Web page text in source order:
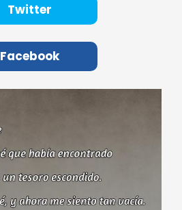
Twitter
Facebook